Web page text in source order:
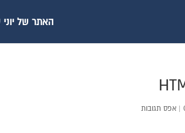
האתר של יוני
| אפס תגובות